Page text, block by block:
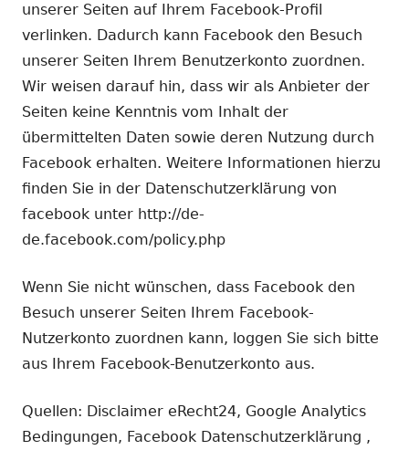
unserer Seiten auf Ihrem Facebook-Profil
verlinken. Dadurch kann Facebook den Besuch
unserer Seiten Ihrem Benutzerkonto zuordnen.
Wir weisen darauf hin, dass wir als Anbieter der
Seiten keine Kenntnis vom Inhalt der
übermittelten Daten sowie deren Nutzung durch
Facebook erhalten. Weitere Informationen hierzu
finden Sie in der Datenschutzerklärung von
facebook unter http://de-
de.facebook.com/policy.php
Wenn Sie nicht wünschen, dass Facebook den
Besuch unserer Seiten Ihrem Facebook-
Nutzerkonto zuordnen kann, loggen Sie sich bitte
aus Ihrem Facebook-Benutzerkonto aus.
Quellen: Disclaimer eRecht24, Google Analytics
Bedingungen, Facebook Datenschutzerklärung ,